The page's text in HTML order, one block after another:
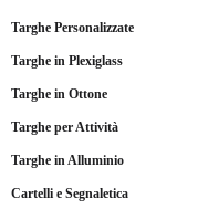
Targhe Personalizzate
Targhe in Plexiglass
Targhe in Ottone
Targhe per Attività
Targhe in Alluminio
Cartelli e Segnaletica